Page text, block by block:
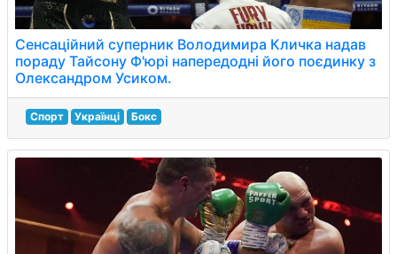
Сенсаційний суперник Володимира Кличка надав
пораду Тайсону Ф'юрі напередодні його поєдинку з
Олександром Усиком.
Спорт Українці Бокс